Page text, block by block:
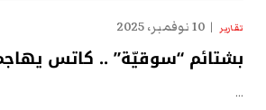
تقارير 10 نوفمبر، 2025
بشتائم “سوقيّة” .. كاتس
…